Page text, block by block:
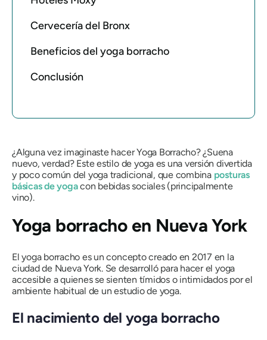
Cervecería del Bronx
Beneficios del yoga borracho
Conclusión
¿Alguna vez imaginaste hacer Yoga Borracho? ¿Suena
nuevo, verdad? Este estilo de yoga es una versión divertida
y poco común del yoga tradicional, que combina posturas
básicas de yogacon bebidas sociales (principalmente
vino).
Yoga borracho en Nueva York
El yoga borracho es un concepto creado en 2017 en la
ciudad de Nueva York. Se desarrolló para hacer el yoga
accesible a quienes se sienten tímidos o intimidados por el
ambiente habitual de un estudio de yoga.
El nacimiento del yoga borracho